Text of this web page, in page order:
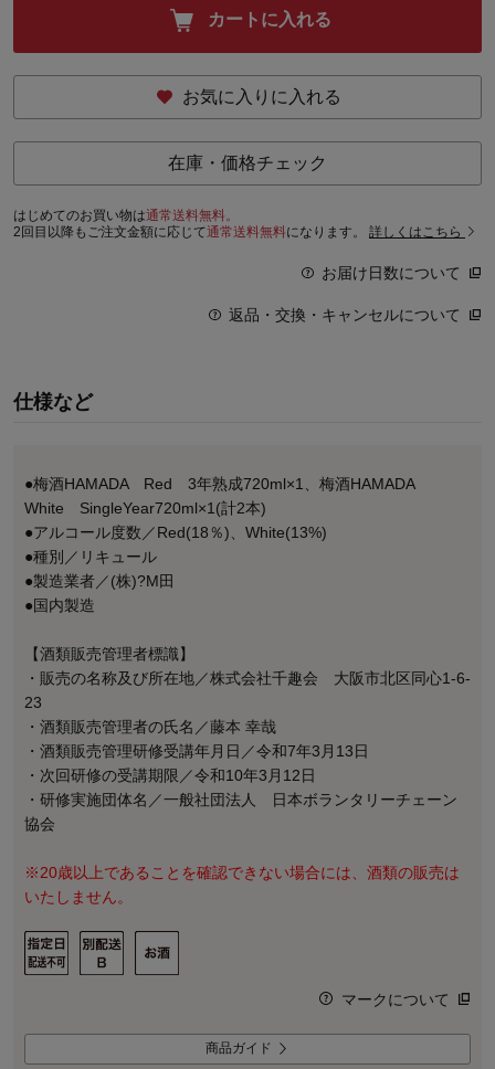
カートに入れる
お気に入りに入れる
在庫・価格チェック
はじめてのお買い物は通常送料無料。
2回目以降もご注文金額に応じて通常送料無料になります。 詳しくはこちら
お届け日数について
返品・交換・キャンセルについて
仕様など
●梅酒HAMADA Red 3年熟成720ml×1、梅酒HAMADA
White SingleYear720ml×1(計2本)
●アルコール度数／Red(18％)、White(13%)
●種別／リキュール
●製造業者／(株)?M田
●国内製造
【酒類販売管理者標識】
・販売の名称及び所在地／株式会社千趣会 大阪市北区同心1-6-
23
・酒類販売管理者の氏名／藤本 幸哉
・酒類販売管理研修受講年月日／令和7年3月13日
・次回研修の受講期限／令和10年3月12日
・研修実施団体名／一般社団法人 日本ボランタリーチェーン
協会
※20歳以上であることを確認できない場合には、酒類の販売は
いたしません。
マークについて
商品ガイド